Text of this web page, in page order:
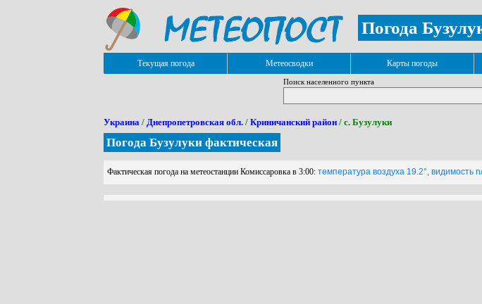
Погода
Текущая погода Метеосводки Карты погоды
Поиск населенного пункта
Украина / Днепропетровская обл. / Криничанский район / с. Бузулуки
Погода Бузулуки фактическая
Фактическая погода на метеостанции Комиссаровка в 3:00: температура воздуха 19.2°, видимость